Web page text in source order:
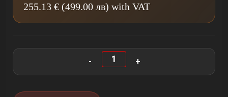
255.13 € (499.00 лв) with VAT